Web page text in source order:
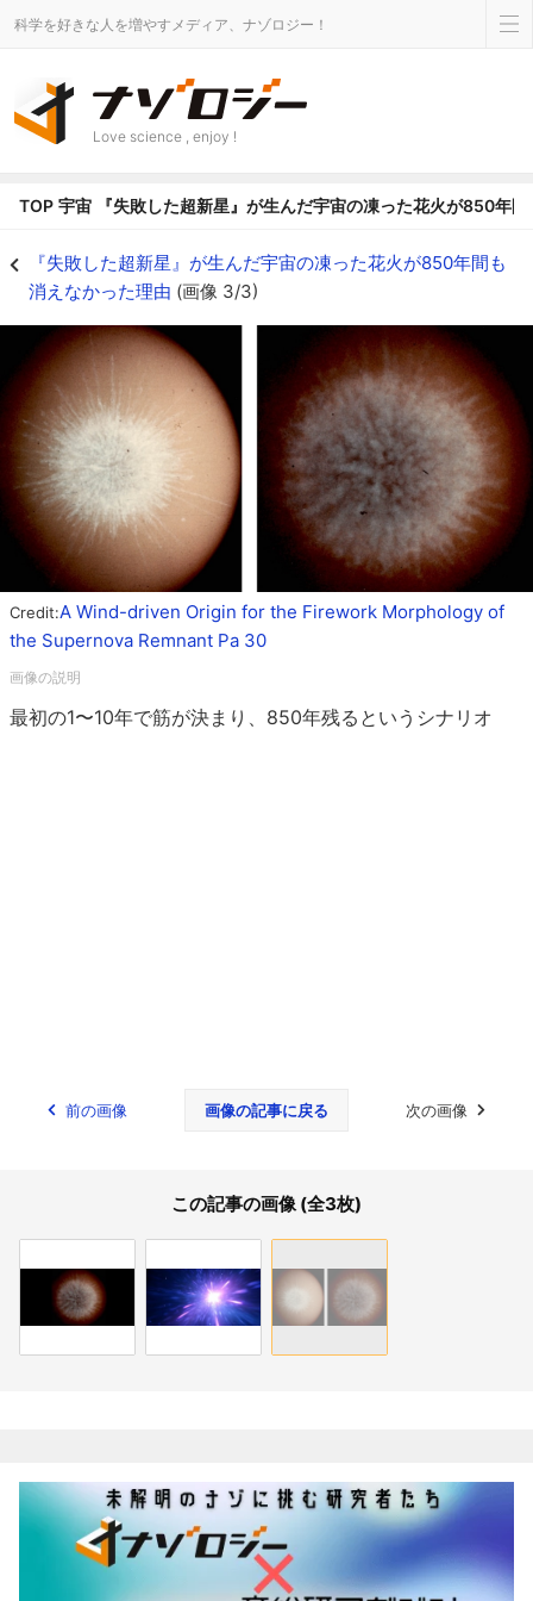
科学を好きな人を増やすメディア、ナゾロジー！
Love science , enjoy !
TOP 宇宙 『失敗した超新星』が生んだ宇宙の凍った花火が850年
『失敗した超新星』が生んだ宇宙の凍った花火が850年間も
消えなかった理由 (画像 3/3)
Credit:A Wind-driven Origin for the Firework Morphology of
the Supernova Remnant Pa 30
最初の1〜10年で筋が決まり、850年残るというシナリオ
前の画像 画像の記事に戻る 次の画像
この記事の画像 (全3枚)